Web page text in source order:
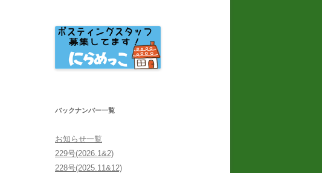
バックナンバー一覧
お知らせ一覧
229号(2026.1&2)
228号(2025.11&12)